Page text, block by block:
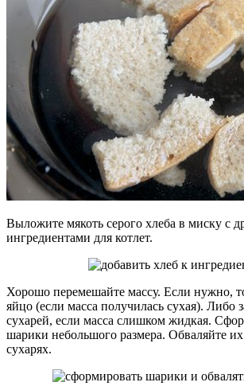
Выложите мякоть серого хлеба в миску с
ингредиентами для котлет.
Хорошо перемешайте массу. Если нужно,
яйцо (если масса получилась сухая). Либо
сухарей, если масса слишком жидкая.
шарики небольшого размера. Обваляйте
сухарях.